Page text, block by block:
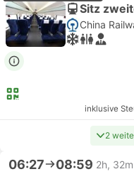
Sitz
China
inklusive
2
06:27 08:59 2h, 32m